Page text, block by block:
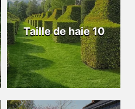
Taille de haie 10